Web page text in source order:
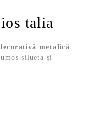
talia
metalică
silueta și